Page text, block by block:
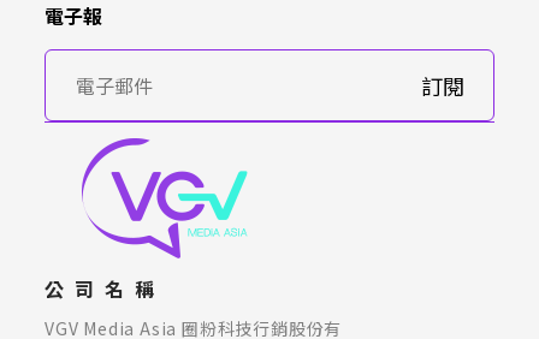
電子報
訂閱
公司名稱
VGV Media Asia 圈粉科技行銷股份有